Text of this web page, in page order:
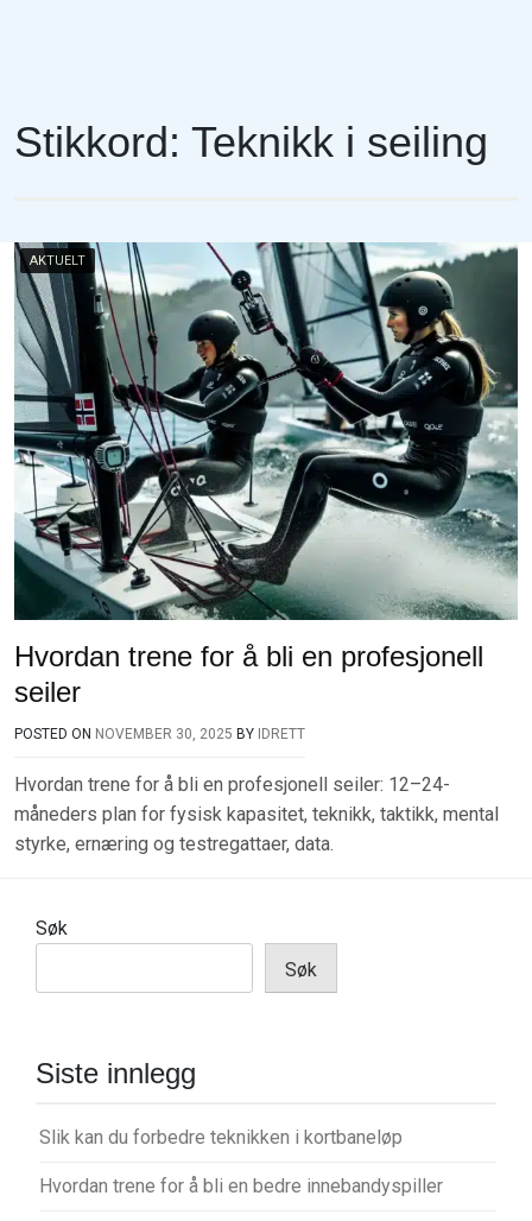
Stikkord: Teknikk i seiling
AKTUELT
Hvordan trene for å bli en profesjonell
seiler
POSTED ON NOVEMBER 30, 2025 BY IDRETT
Hvordan trene for å bli en profesjonell seiler: 12–24-
måneders plan for fysisk kapasitet, teknikk, taktikk, mental
styrke, ernæring og testregattaer, data.
Søk
Søk
Siste innlegg
Slik kan du forbedre teknikken i kortbaneløp
Hvordan trene for å bli en bedre innebandyspiller